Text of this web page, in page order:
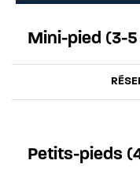
Mini-pied (3-
Petits-pieds